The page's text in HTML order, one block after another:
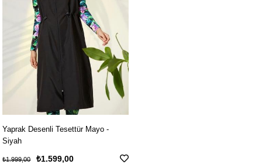
Yaprak Desenli Tesettür Mayo -
Siyah
₺1.599,00
₺1.999,00